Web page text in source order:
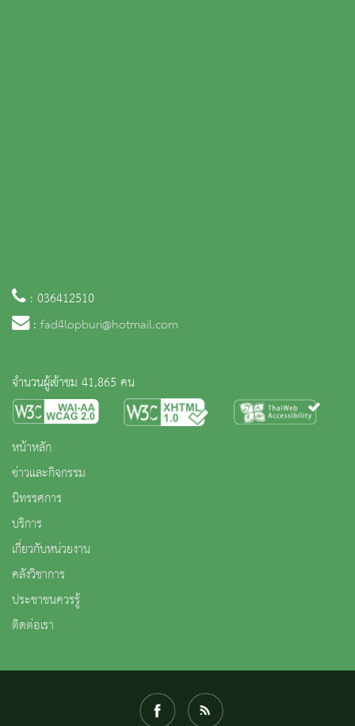
: 036412510
: fad4lopburi@hotmail.com
จำนวนผู้เข้าชม 41,865 คน
หน้าหลัก
ข่าวและกิจกรรม
นิทรรศการ
บริการ
เกี่ยวกับหน่วยงาน
คลังวิชาการ
ประชาชนควรรู้
ติดต่อเรา